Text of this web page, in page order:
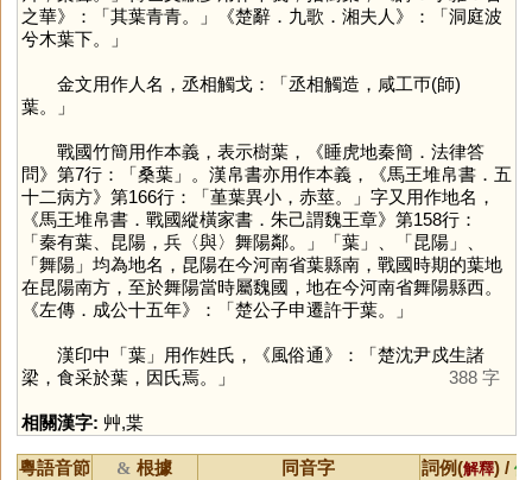
之華》：「其葉青青。」《楚辭．九歌．湘夫人》：「洞庭波
兮木葉下。」
金文用作人名，丞相觸戈：「丞相觸造，咸工帀(師)
葉。」
戰國竹簡用作本義，表示樹葉，《睡虎地秦簡．法律答
問》第7行：「桑葉」。漢帛書亦用作本義，《馬王堆帛書．五
十二病方》第166行：「堇葉異小，赤莖。」字又用作地名，
《馬王堆帛書．戰國縱橫家書．朱己謂魏王章》第158行：
「秦有葉、昆陽，兵〈與〉舞陽鄰。」「葉」、「昆陽」、
「舞陽」均為地名，昆陽在今河南省葉縣南，戰國時期的葉地
在昆陽南方，至於舞陽當時屬魏國，地在今河南省舞陽縣西。
《左傳．成公十五年》：「楚公子申遷許于葉。」
漢印中「葉」用作姓氏，《風俗通》：「楚沈尹戍生諸
梁，食采於葉，因氏焉。」
388 字
相關漢字: 艸,枼
粵語音節 & 根據 同音字 詞例(解釋) /